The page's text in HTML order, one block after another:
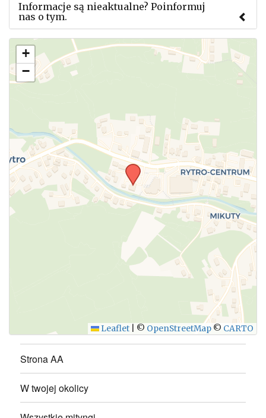
Informacje są nieaktualne? Poinformuj
nas o tym.
Użyj tego formularza aby przesłać informację o
zmianach w powyższym mityngu.
+
−
Leaflet © OpenStreetMap © CARTO
Strona AA
W twojej okolicy